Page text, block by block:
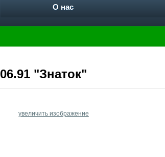
О нас
06.91 "Знаток"
увеличить изображение